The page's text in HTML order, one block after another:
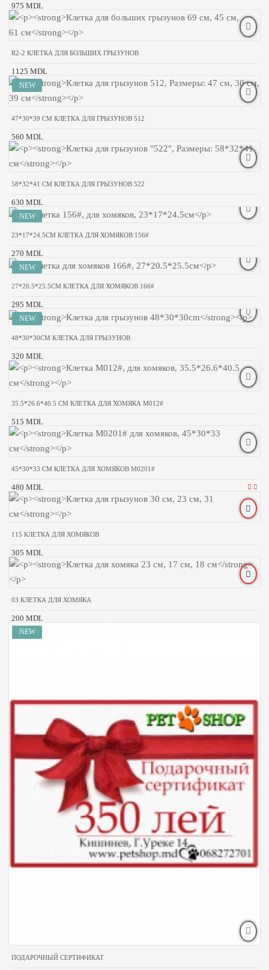
975 MDL
R2-2 КЛЕТКА ДЛЯ БОЛЬШИХ ГРЫЗУНОВ
1125 MDL
47*30*39 CM КЛЕТКА ДЛЯ ГРЫЗУНОВ 512
560 MDL
58*32*41 CM КЛЕТКА ДЛЯ ГРЫЗУНОВ 522
630 MDL
23*17*24.5СМ КЛЕТКА ДЛЯ ХОМЯКОВ 156#
270 MDL
27*20.5*25.5СМ КЛЕТКА ДЛЯ ХОМЯКОВ 166#
295 MDL
48*30*30CM КЛЕТКА ДЛЯ ГРЫЗУНОВ
320 MDL
35.5*26.6*40.5 CM КЛЕТКА ДЛЯ ХОМЯКА M012#
515 MDL
45*30*33 CM КЛЕТКА ДЛЯ ХОМЯКОВ M0201#
480 MDL
115 КЛЕТКА ДЛЯ ХОМЯКОВ
305 MDL
03 КЛЕТКА ДЛЯ ХОМЯКА
200 MDL
ПОДАРОЧНЫЙ СЕРТИФИКАТ